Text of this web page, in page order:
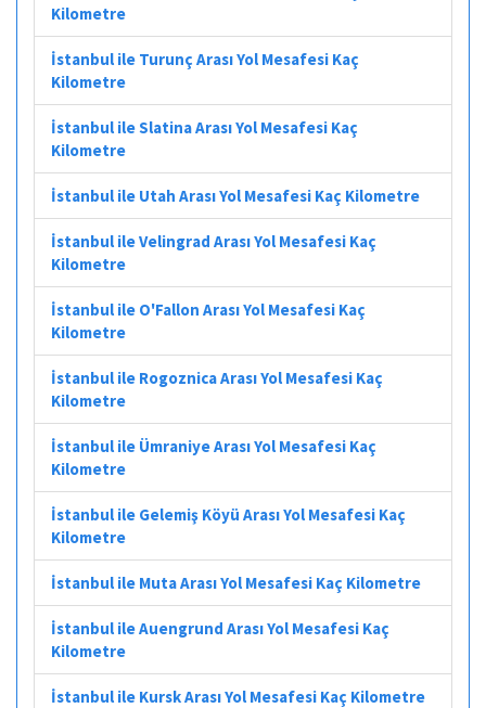
Kilometre
İstanbul ile Turunç Arası Yol Mesafesi Kaç
Kilometre
İstanbul ile Slatina Arası Yol Mesafesi Kaç
Kilometre
İstanbul ile Utah Arası Yol Mesafesi Kaç Kilometre
İstanbul ile Velingrad Arası Yol Mesafesi Kaç
Kilometre
İstanbul ile O'Fallon Arası Yol Mesafesi Kaç
Kilometre
İstanbul ile Rogoznica Arası Yol Mesafesi Kaç
Kilometre
İstanbul ile Ümraniye Arası Yol Mesafesi Kaç
Kilometre
İstanbul ile Gelemiş Köyü Arası Yol Mesafesi Kaç
Kilometre
İstanbul ile Muta Arası Yol Mesafesi Kaç Kilometre
İstanbul ile Auengrund Arası Yol Mesafesi Kaç
Kilometre
İstanbul ile Kursk Arası Yol Mesafesi Kaç Kilometre